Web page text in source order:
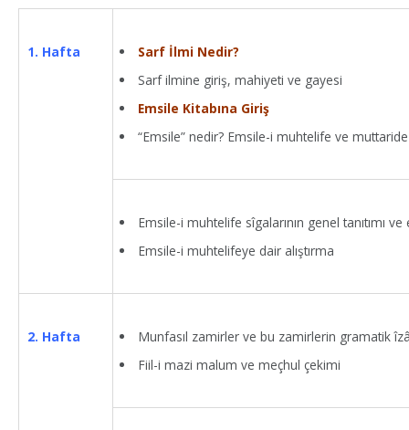
1. Hafta
Sarf İlmi Nedir?
Sarf ilmine giriş, mahiyeti ve gayesi
Emsile Kitabına Giriş
“Emsile” nedir? Emsile-i muhtelife ve muttaride
Emsile-i muhtelife sîgalarının genel tanıtımı
Emsile-i muhtelifeye dair alıştırma
2. Hafta
Munfasıl zamirler ve bu zamirlerin gramatik
Fiil-i mazi malum ve meçhul çekimi